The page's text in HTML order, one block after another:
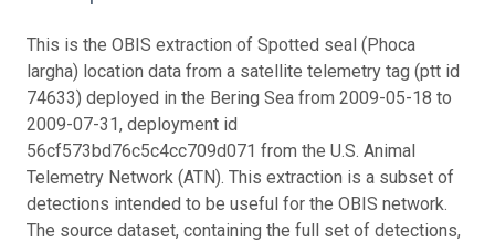
This is the OBIS extraction of Spotted seal (Phoca
largha) location data from a satellite telemetry tag (ptt id
74633) deployed in the Bering Sea from 2009-05-18 to
2009-07-31, deployment id
56cf573bd76c5c4cc709d071 from the U.S. Animal
Telemetry Network (ATN). This extraction is a subset of
detections intended to be useful for the OBIS network.
The source dataset, containing the full set of detections,